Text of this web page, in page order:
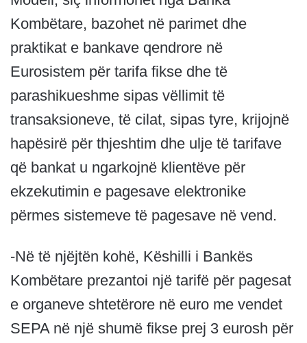
Kombëtare, bazohet në parimet dhe
praktikat e bankave qendrore në
Eurosistem për tarifa fikse dhe të
parashikueshme sipas vëllimit të
transaksioneve, të cilat, sipas tyre, krijojnë
hapësirë për thjeshtim dhe ulje të tarifave
që bankat u ngarkojnë klientëve për
ekzekutimin e pagesave elektronike
përmes sistemeve të pagesave në vend.
-Në të njëjtën kohë, Këshilli i Bankës
Kombëtare prezantoi një tarifë për pagesat
e organeve shtetërore në euro me vendet
SEPA në një shumë fikse prej 3 eurosh për